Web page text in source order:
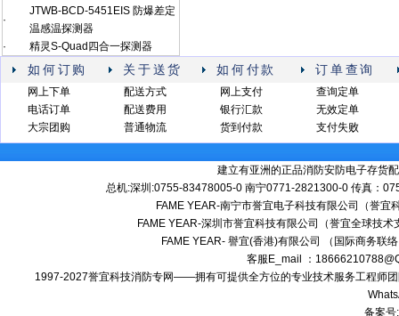
·
JTWB-BCD-5451EIS 防爆差定
温感温探测器
·
精灵S-Quad四合一探测器
如何订购 关于送货 如何付款 订单查询
网上下单
电话订单
大宗团购
配送方式
配送费用
普通物流
网上支付
银行汇款
货到付款
查询定单
无效定单
支付失败
建立有亚洲的正品消防安防电子存货
总机:深圳:0755-83478005-0 南宁0771-2821300-0 传真：
FAME YEAR-南宁市誉宜电子科技有限公司（誉
FAME YEAR-深圳市誉宜科技有限公司（誉宜全球技
FAME YEAR- 譽宜(香港)有限公司 （国际商务联
客服E_mail ：
1997-2027誉宜科技消防专网——拥有可提供全方位的专业技术服务工程师
备案